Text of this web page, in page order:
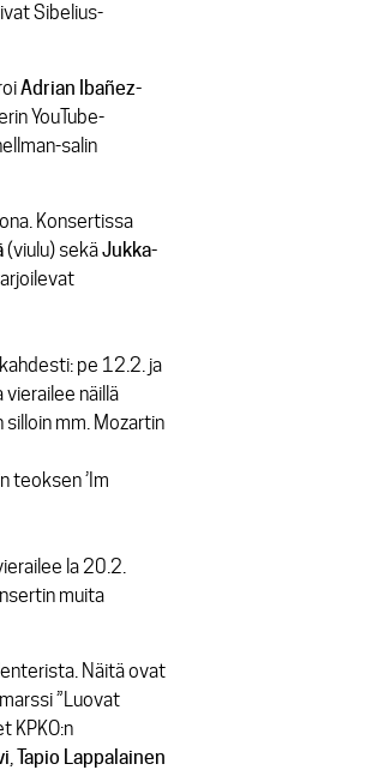
Sibelius-
Adrian Ibañez-
YouTube-
salin
Konsertissa
(viulu) sekäJukka-
pe 12.2. ja
näillä
silloin mm. Mozartin
teoksen ’Im
la 20.2.
muita
Näitä ovat
”Luovat
KPKO:n
,Tapio Lappalainen